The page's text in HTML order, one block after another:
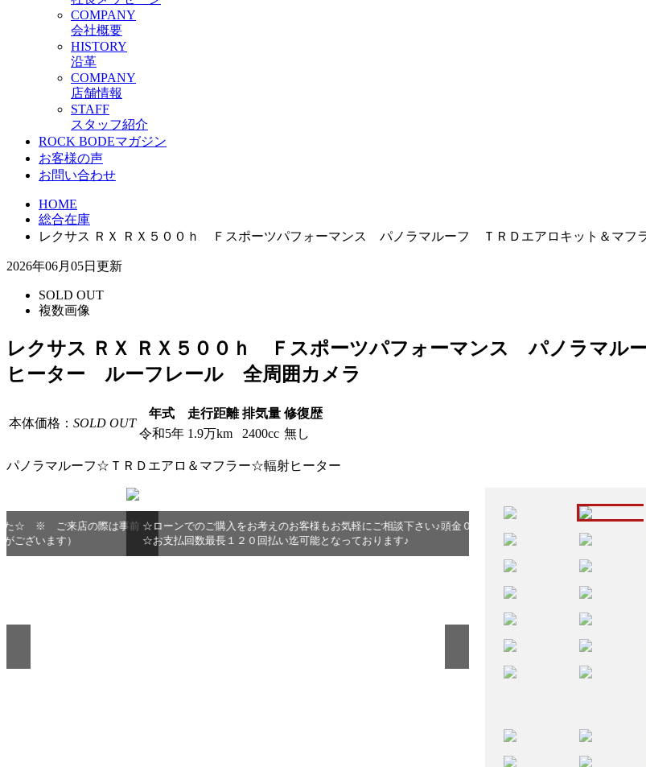
COMPANY
会社概要
HISTORY
沿革
COMPANY
店舗情報
STAFF
スタッフ紹介
ROCK BODEマガジン
お客様の声
お問い合わせ
HOME
総合在庫
レクサス ＲＸ ＲＸ５００ｈ Ｆスポーツパフォーマンス パノラマルーフ ＴＲＤエアロキット＆マ
2026年06月05日更新
SOLD OUT
複数画像
レクサス ＲＸ ＲＸ５００ｈ Ｆスポーツパフォーマンス パノラマ
ヒーター ルーフレール 全周囲カメラ
本体価格： SOLD OUT
年式 走行距離 排気量 修復歴
令和5年 1.9万km 2400cc 無し
パノラマルーフ☆ＴＲＤエアロ＆マフラー☆輻射ヒーター
前 ☆ローンでのご購入をお考えのお客様もお気軽にご相談下さい♪頭金０円からＯＫ☆残価設定ＯＫ
☆お支払回数最長１２０回払い迄可能となっております♪
☆走行１．９万ｋｍ☆ボディカ